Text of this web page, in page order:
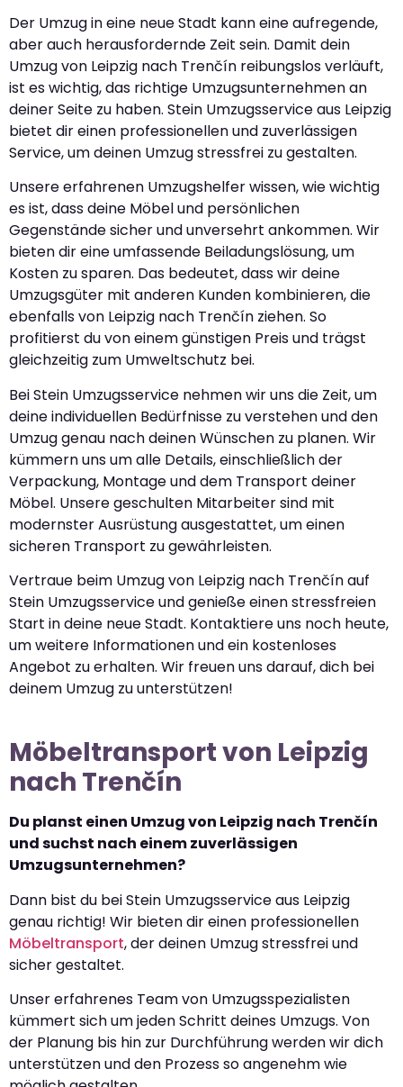
Der Umzug in eine neue Stadt kann eine aufregende,
aber auch herausfordernde Zeit sein. Damit dein
Umzug von Leipzig nach Trenčín reibungslos verläuft,
ist es wichtig, das richtige Umzugsunternehmen an
deiner Seite zu haben. Stein Umzugsservice aus Leipzig
bietet dir einen professionellen und zuverlässigen
Service, um deinen Umzug stressfrei zu gestalten.
Unsere erfahrenen Umzugshelfer wissen, wie wichtig
es ist, dass deine Möbel und persönlichen
Gegenstände sicher und unversehrt ankommen. Wir
bieten dir eine umfassende Beiladungslösung, um
Kosten zu sparen. Das bedeutet, dass wir deine
Umzugsgüter mit anderen Kunden kombinieren, die
ebenfalls von Leipzig nach Trenčín ziehen. So
profitierst du von einem günstigen Preis und trägst
gleichzeitig zum Umweltschutz bei.
Bei Stein Umzugsservice nehmen wir uns die Zeit, um
deine individuellen Bedürfnisse zu verstehen und den
Umzug genau nach deinen Wünschen zu planen. Wir
kümmern uns um alle Details, einschließlich der
Verpackung, Montage und dem Transport deiner
Möbel. Unsere geschulten Mitarbeiter sind mit
modernster Ausrüstung ausgestattet, um einen
sicheren Transport zu gewährleisten.
Vertraue beim Umzug von Leipzig nach Trenčín auf
Stein Umzugsservice und genieße einen stressfreien
Start in deine neue Stadt. Kontaktiere uns noch heute,
um weitere Informationen und ein kostenloses
Angebot zu erhalten. Wir freuen uns darauf, dich bei
deinem Umzug zu unterstützen!
Möbeltransport von Leipzig
nach Trenčín
Du planst einen Umzug von Leipzig nach Trenčín
und suchst nach einem zuverlässigen
Umzugsunternehmen?
Dann bist du bei Stein Umzugsservice aus Leipzig
genau richtig! Wir bieten dir einen professionellen
Möbeltransport, der deinen Umzug stressfrei und
sicher gestaltet.
Unser erfahrenes Team von Umzugsspezialisten
kümmert sich um jeden Schritt deines Umzugs. Von
der Planung bis hin zur Durchführung werden wir dich
unterstützen und den Prozess so angenehm wie